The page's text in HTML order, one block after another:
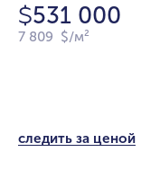
$531 000
7 809 $/м²
следить за ценой